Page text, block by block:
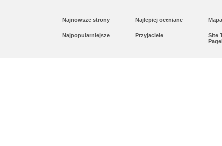
Najnowsze strony Najlepiej oceniane
Najpopularniejsze Przyjaciele
Site